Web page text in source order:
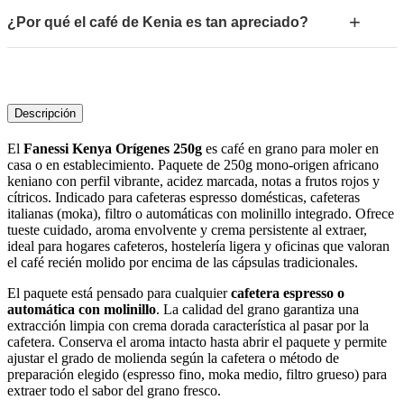
¿Por qué el café de Kenia es tan apreciado? +
Descripción
El Fanessi Kenya Orígenes 250g es café en grano para moler en
casa o en establecimiento. Paquete de 250g mono-origen africano
keniano con perfil vibrante, acidez marcada, notas a frutos rojos y
cítricos. Indicado para cafeteras espresso domésticas, cafeteras
italianas (moka), filtro o automáticas con molinillo integrado. Ofrece
tueste cuidado, aroma envolvente y crema persistente al extraer,
ideal para hogares cafeteros, hostelería ligera y oficinas que valoran
el café recién molido por encima de las cápsulas tradicionales.
El paquete está pensado para cualquiercafetera espresso o
automática con molinillo. La calidad del grano garantiza una
extracción limpia con crema dorada característica al pasar por la
cafetera. Conserva el aroma intacto hasta abrir el paquete y permite
ajustar el grado de molienda según la cafetera o método de
preparación elegido (espresso fino, moka medio, filtro grueso) para
extraer todo el sabor del grano fresco.